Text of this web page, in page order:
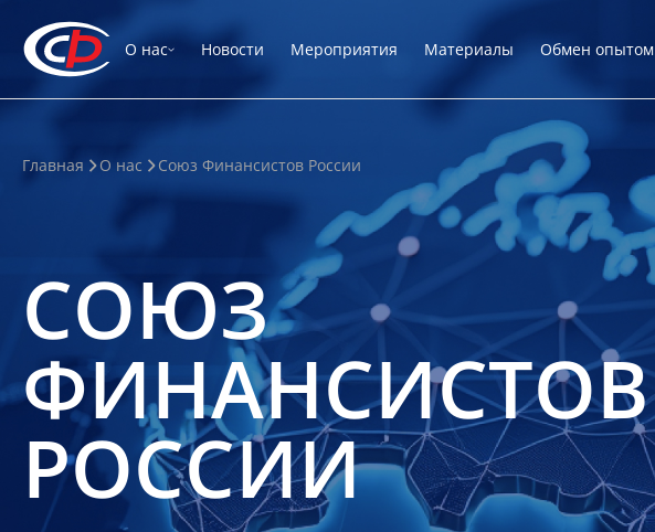
О нас Новости Мероприятия Материалы Обмен опытом
Главная О нас Союз Финансистов России
СОЮЗ
ФИНАНСИСТОВ
РОССИИ